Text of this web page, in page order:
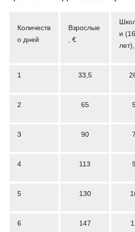
Количеств
о дней
Взрослые
, €
и
1 33,5
2 65
3 90
4 113
5 130
6 147